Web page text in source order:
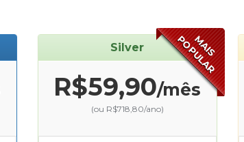
MAIS
POPULAR
Silver
R$59,90/mês
(ou R$718,80/ano)